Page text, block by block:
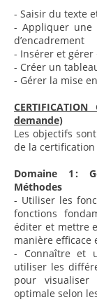
- Saisir du texte
- Appliquer une
d’encadrement
- Insérer et gérer
- Créer un
- Gérer la mise
demande)
Les objectifs
de la certification
Domaine 1 :
Méthodes
- Utiliser les
fonctions
éditer et mettre
manière efficace
- Connaître et
utiliser les
pour
optimale selon